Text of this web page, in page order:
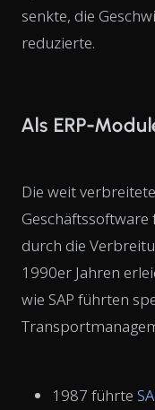
senkte, die
reduzierte.
Als ERP-
Die weit
durch die
1990er Jahren
wie SAP führten
1987 führte